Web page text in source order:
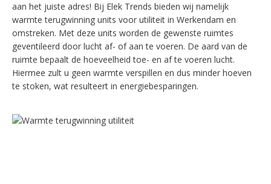
aan het juiste adres! Bij Elek Trends bieden wij namelijk
warmte terugwinning units voor utiliteit in Werkendam en
omstreken. Met deze units worden de gewenste ruimtes
geventileerd door lucht af- of aan te voeren. De aard van de
ruimte bepaalt de hoeveelheid toe- en af te voeren lucht.
Hiermee zult u geen warmte verspillen en dus minder hoeven
te stoken, wat resulteert in energiebesparingen.